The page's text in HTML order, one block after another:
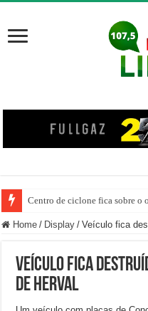
Centro de ciclone fica sobre o
Home / Display / Veículo fica
Veículo fica
de Herval